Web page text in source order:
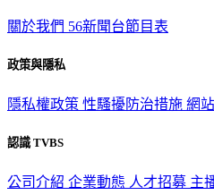
關於我們 56新聞台節目表
政策與隱私
隱私權政策 性騷擾防治措施 網
認識 TVBS
公司介紹 企業動態 人才招募 主